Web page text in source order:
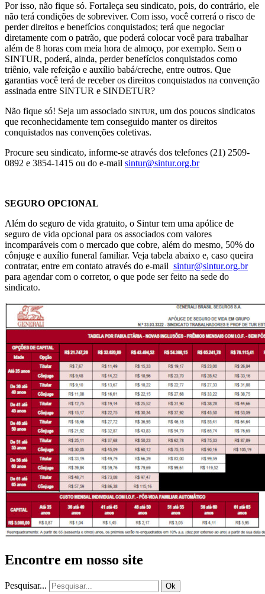
Por isso, não fique só. Fortaleça seu sindicato, pois, do contrário, ele
não terá condições de sobreviver. Com isso, você correrá o risco de
perder direitos e benefícios conquistados; terá que negociar
diretamente com o patrão, que poderá colocar você para trabalhar
além de 8 horas com meia hora de almoço, por exemplo. Sem o
SINTUR, poderá, ainda, perder benefícios conquistados como
triênio, vale refeição e auxílio babá/creche, entre outros. Que
garantias você terá de receber os direitos conquistados na convenção
assinada entre SINTUR e SINDETUR?
Não fique só! Seja um associado SINTUR, um dos poucos sindicatos
que reconhecidamente tem conseguido manter os direitos
conquistados nas convenções coletivas.
Procure seu sindicato, informe-se através dos telefones (21) 2509-
0892 e 3854-1415 ou do e-mail sintur@sintur.org.br
SEGURO OPCIONAL
Além do seguro de vida gratuito, o Sintur tem uma apólice de
seguro de vida opcional para os associados com valores
incomparáveis com o mercado que cobre, além do mesmo, 50% do
cônjuge e auxílio funeral familiar. Veja tabela abaixo e, caso queira
contratar, entre em contato através do e-mail sintur@sintur.org.br
para agendar com o corretor, o que pode ser feito na sede do
sindicato.
Encontre em nosso site
Pesquisar... Ok